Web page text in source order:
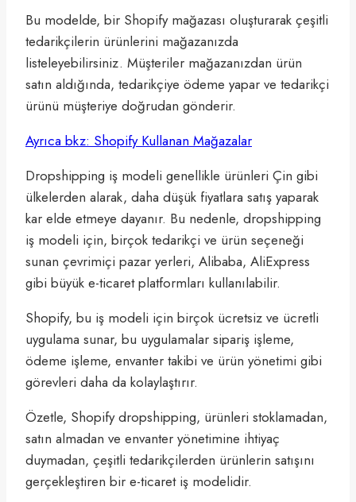
Bu modelde, bir Shopify mağazası oluşturarak çeşitli
tedarikçilerin ürünlerini mağazanızda
listeleyebilirsiniz. Müşteriler mağazanızdan ürün
satın aldığında, tedarikçiye ödeme yapar ve tedarikçi
ürünü müşteriye doğrudan gönderir.
Ayrıca bkz: Shopify Kullanan Mağazalar
Dropshipping iş modeli genellikle ürünleri Çin gibi
ülkelerden alarak, daha düşük fiyatlara satış yaparak
kar elde etmeye dayanır. Bu nedenle, dropshipping
iş modeli için, birçok tedarikçi ve ürün seçeneği
sunan çevrimiçi pazar yerleri, Alibaba, AliExpress
gibi büyük e-ticaret platformları kullanılabilir.
Shopify, bu iş modeli için birçok ücretsiz ve ücretli
uygulama sunar, bu uygulamalar sipariş işleme,
ödeme işleme, envanter takibi ve ürün yönetimi gibi
görevleri daha da kolaylaştırır.
Özetle, Shopify dropshipping, ürünleri stoklamadan,
satın almadan ve envanter yönetimine ihtiyaç
duymadan, çeşitli tedarikçilerden ürünlerin satışını
gerçekleştiren bir e-ticaret iş modelidir.